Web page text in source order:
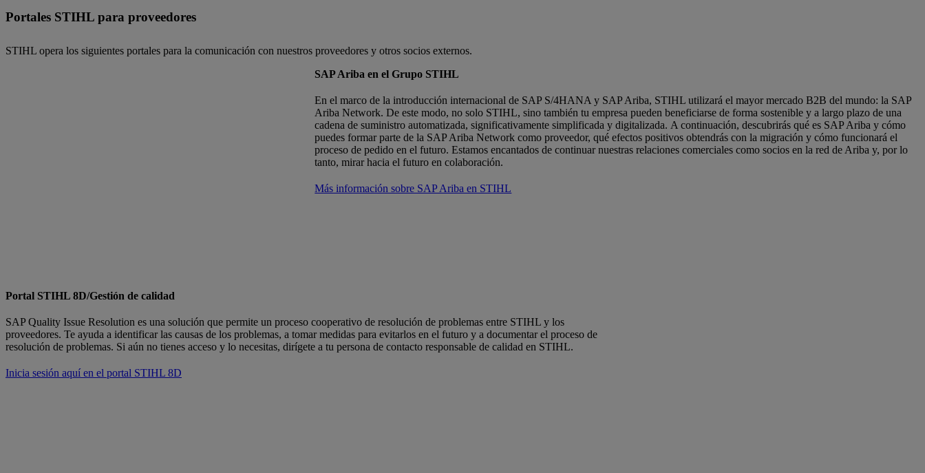
Portales STIHL para proveedores
STIHL opera los siguientes portales para la comunicación con nuestros proveedores y otros socios externos.
SAP Ariba en el Grupo STIHL
En el marco de la introducción internacional de SAP S/4HANA y SAP Ariba, STIHL utilizará el mayor mercado B2B del mundo: la SAP
Ariba Network. De este modo, no solo STIHL, sino también tu empresa pueden beneficiarse de forma sostenible y a largo plazo de una
cadena de suministro automatizada, significativamente simplificada y digitalizada. A continuación, descubrirás qué es SAP Ariba y cómo
puedes formar parte de la SAP Ariba Network como proveedor, qué efectos positivos obtendrás con la migración y cómo funcionará el
proceso de pedido en el futuro. Estamos encantados de continuar nuestras relaciones comerciales como socios en la red de Ariba y, por lo
tanto, mirar hacia el futuro en colaboración.
Más información sobre SAP Ariba en STIHL
Portal STIHL 8D/Gestión de calidad
SAP Quality Issue Resolution es una solución que permite un proceso cooperativo de resolución de problemas entre STIHL y los
proveedores. Te ayuda a identificar las causas de los problemas, a tomar medidas para evitarlos en el futuro y a documentar el proceso de
resolución de problemas. Si aún no tienes acceso y lo necesitas, dirígete a tu persona de contacto responsable de calidad en STIHL.
Inicia sesión aquí en el portal STIHL 8D